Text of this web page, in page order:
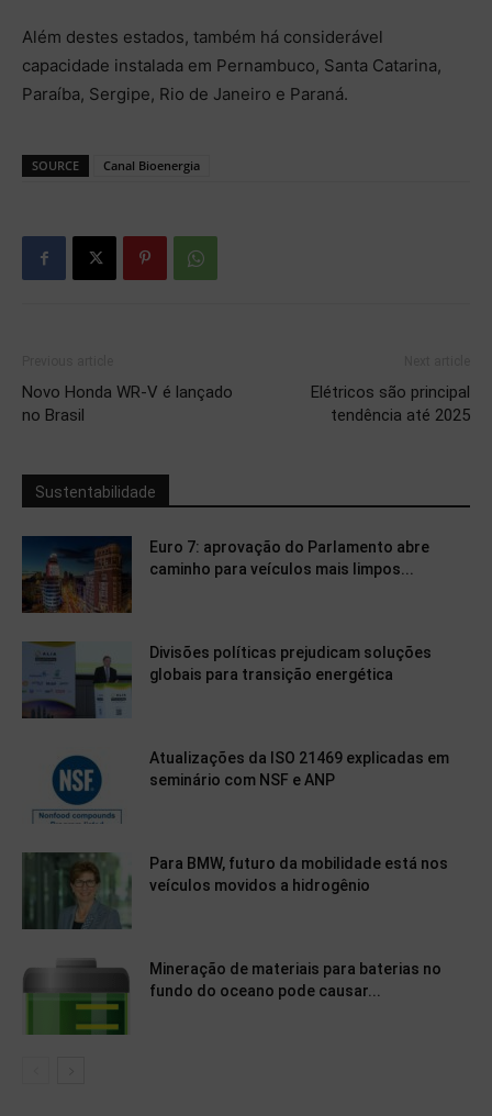
Além destes estados, também há considerável
capacidade instalada em Pernambuco, Santa Catarina,
Paraíba, Sergipe, Rio de Janeiro e Paraná.
SOURCE Canal Bioenergia
Novo Honda WR-V é lançado
no Brasil
Elétricos são principal
tendência até 2025
Sustentabilidade
Euro 7: aprovação do Parlamento abre
caminho para veículos mais limpos...
Divisões políticas prejudicam soluções
globais para transição energética
Atualizações da ISO 21469 explicadas em
seminário com NSF e ANP
Para BMW, futuro da mobilidade está nos
veículos movidos a hidrogênio
Mineração de materiais para baterias no
fundo do oceano pode causar...